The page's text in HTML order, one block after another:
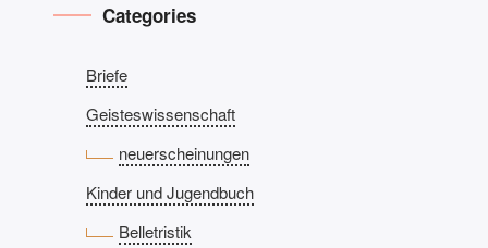
Categories
Briefe
Geisteswissenschaft
neuerscheinungen
Kinder und Jugendbuch
Belletristik